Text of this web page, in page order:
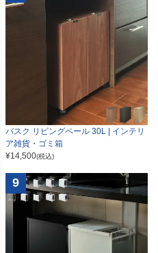
バスク リビングペール 30L | インテリ
ア雑貨・ゴミ箱
¥14,500(税込)
9